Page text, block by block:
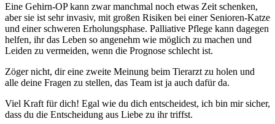
Eine Gehirn-OP kann zwar manchmal noch etwas Zeit schenken,
aber sie ist sehr invasiv, mit großen Risiken bei einer Senioren-Katze
und einer schweren Erholungsphase. Palliative Pflege kann dagegen
helfen, ihr das Leben so angenehm wie möglich zu machen und
Leiden zu vermeiden, wenn die Prognose schlecht ist.
Zöger nicht, dir eine zweite Meinung beim Tierarzt zu holen und
alle deine Fragen zu stellen, das Team ist ja auch dafür da.
Viel Kraft für dich! Egal wie du dich entscheidest, ich bin mir sicher,
dass du die Entscheidung aus Liebe zu ihr triffst.